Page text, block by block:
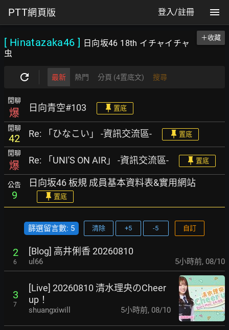
PTT網頁版 登入/註冊
[ Hinatazaka46 ]
日向坂46 18th イチャイチャ
虫
＋收藏
最新 熱門 分頁 (4置底文) 搜尋
閒聊
爆 日向青空#103 置底
閒聊
42 Re: 「ひなこい」 -資訊交流區- 置底
閒聊
爆 Re: 「UNI'S ON AIR」 -資訊交流區- 置底
公告
9
日向坂46 板規 成員基本資料表&實用網站
置底
篩選留言數: 5 清除 +5 -5 自訂
2
6
[Blog] 高井俐香 20260810
ul66 5小時前, 08/10
3
7
[Live] 20260810 清水理央のCheer
up！
shuangxiwill 5小時前, 08/10